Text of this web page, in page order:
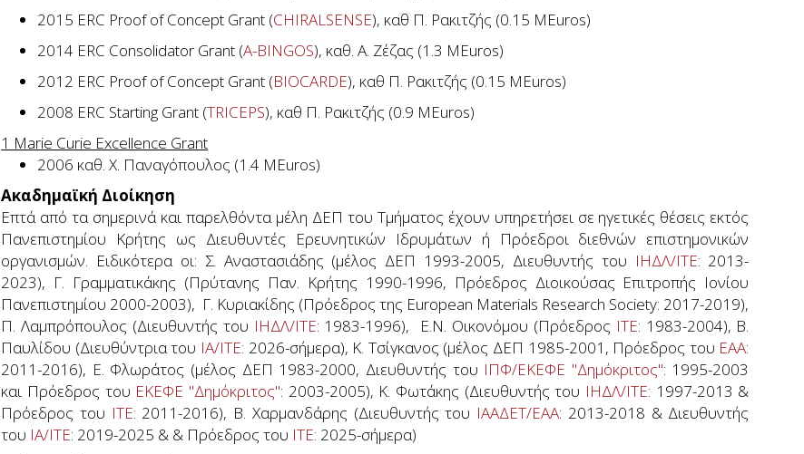
2015 ERC Proof of Concept Grant (CHIRALSENSE), καθ Π. Ρακιτζής (0.15 MEuros)
2014 ERC Consolidator Grant (A-BINGOS), καθ. Α. Ζέζας (1.3 MEuros)
2012 ERC Proof of Concept Grant (BIOCARDE), καθ Π. Ρακιτζής (0.15 MEuros)
2008 ERC Starting Grant (TRICEPS), καθ Π. Ρακιτζής (0.9 MEuros)
1 Marie Curie Excellence Grant
2006 καθ. Χ. Παναγόπουλος (1.4 MEuros)
Ακαδημαϊκή Διοίκηση
Επτά από τα σημερινά και παρελθόντα μέλη ΔΕΠ του Τμήματος έχουν υπηρετήσει σε ηγετικές θέσεις εκτός
Πανεπιστημίου Κρήτης ως Διευθυντές Ερευνητικών Ιδρυμάτων ή Πρόεδροι διεθνών επιστημονικών
οργανισμών. Ειδικότερα οι: Σ. Αναστασιάδης (μέλος ΔΕΠ 1993-2005, Διευθυντής του ΙΗΔΛ/ΙΤΕ: 2013-
2023), Γ. Γραμματικάκης (Πρύτανης Παν. Κρήτης 1990-1996, Πρόεδρος Διοικούσας Επιτροπής Ιονίου
Πανεπιστημίου 2000-2003), Γ. Κυριακίδης (Πρόεδρος της European Materials Research Society: 2017-2019),
Π. Λαμπρόπουλος (Διευθυντής του ΙΗΔΛ/ΙΤΕ: 1983-1996), E.N. Οικονόμου (Πρόεδρος ΙΤΕ: 1983-2004), Β.
Παυλίδου (Διευθύντρια του ΙΑ/ΙΤΕ: 2026-σήμερα), Κ. Τσίγκανος (μέλος ΔΕΠ 1985-2001, Πρόεδρος του ΕΑΑ:
2011-2016), Ε. Φλωράτος (μέλος ΔΕΠ 1983-2000, Διευθυντής του ΙΠΦ/ΕΚΕΦΕ "Δημόκριτος": 1995-2003
και Πρόεδρος του ΕΚΕΦΕ "Δημόκριτος": 2003-2005), Κ. Φωτάκης (Διευθυντής του ΙΗΔΛ/ΙΤΕ: 1997-2013 &
Πρόεδρος του ΙΤΕ: 2011-2016), Β. Χαρμανδάρης (Διευθυντής του ΙΑΑΔΕΤ/ΕΑΑ: 2013-2018 & Διευθυντής
του ΙΑ/ΙΤΕ: 2019-2025 & & Πρόεδρος του ΙΤΕ: 2025-σήμερα)